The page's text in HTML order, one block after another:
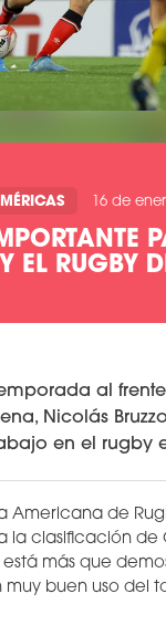
16 de
EL RUGBY
al
Nicolás
en el rugby
Americana de
la clasificación de
está más que
muy buen uso del